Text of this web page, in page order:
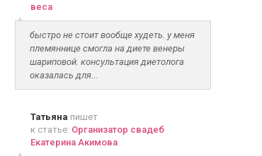
веса
быстро не стоит вообще худеть. у меня
племяннице смогла на диете венеры
шариповой. консультация диетолога
оказалась для...
Татьяна пишет
к статье: Организатор свадеб
Екатерина Акимова